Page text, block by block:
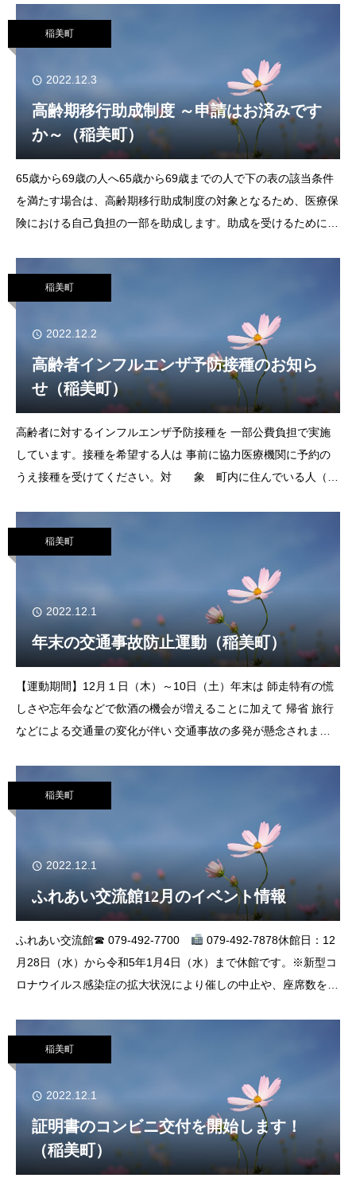
稲美町
2022.12.3
高齢期移行助成制度 ～申請はお済みです
か～（稲美町）
65歳から69歳の人へ65歳から69歳までの人で下の表の該当条件
を満たす場合は、高齢期移行助成制度の対象となるため、医療保
険における自己負担の一部を助成します。助成を受けるために
稲美町
2022.12.2
高齢者インフルエンザ予防接種のお知ら
せ（稲美町）
高齢者に対するインフルエンザ予防接種を 一部公費負担で実施
しています。接種を希望する人は 事前に協力医療機関に予約の
うえ接種を受けてください。対 象 町内に住んでいる人（稲
稲美町
2022.12.1
年末の交通事故防止運動（稲美町）
【運動期間】12月１日（木）～10日（土）年末は 師走特有の慌
しさや忘年会などで飲酒の機会が増えることに加えて 帰省 旅行
などによる交通量の変化が伴い 交通事故の多発が懸念されま
稲美町
2022.12.1
ふれあい交流館12月のイベント情報
ふれあい交流館☎ 079-492-7700
079-492-7878休館日：12
月28日（水）から令和5年1月4日（水）まで休館です。※新型コ
ロナウイルス感染症の拡大状況により催しの中止や、座席数を変
稲美町
2022.12.1
証明書のコンビニ交付を開始します！
（稲美町）